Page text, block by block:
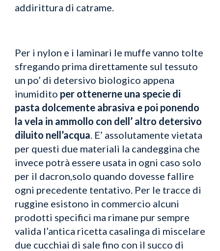
addirittura di catrame.
Per i nylon e i laminari le muffe vanno tolte
sfregando prima direttamente sul tessuto
un po’ di detersivo biologico appena
inumidito per ottenerne una specie di
pasta dolcemente abrasiva e poi ponendo
la vela in ammollo con dell’ altro detersivo
diluito nell’acqua. E’ assolutamente vietata
per questi due materiali la candeggina che
invece potrà essere usata in ogni caso solo
per il dacron,solo quando dovesse fallire
ogni precedente tentativo. Per le tracce di
ruggine esistono in commercio alcuni
prodotti specifici ma rimane pur sempre
valida l’antica ricetta casalinga di miscelare
due cucchiai di sale fino con il succo di